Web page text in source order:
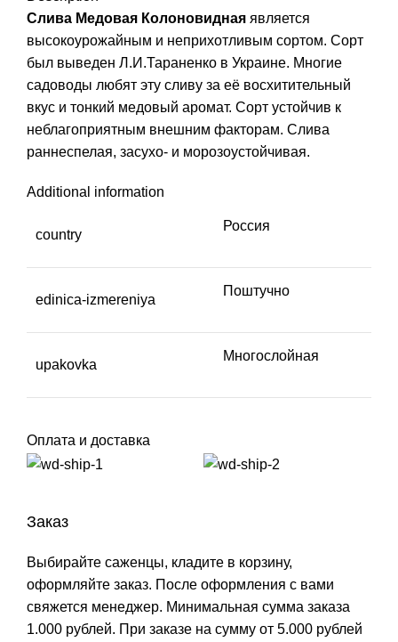
Слива Медовая Колоновидная является
высокоурожайным и неприхотливым сортом. Сорт
был выведен Л.И.Тараненко в Украине. Многие
садоводы любят эту сливу за её восхитительный
вкус и тонкий медовый аромат. Сорт устойчив к
неблагоприятным внешним факторам. Слива
раннеспелая, засухо- и морозоустойчивая.
Additional information
country
Россия
edinica-izmereniya
Поштучно
upakovka
Многослойная
Оплата и доставка
Заказ
Выбирайте саженцы, кладите в корзину,
оформляйте заказ. После оформления с вами
свяжется менеджер. Минимальная сумма заказа
1.000 рублей. При заказе на сумму от 5.000 рублей